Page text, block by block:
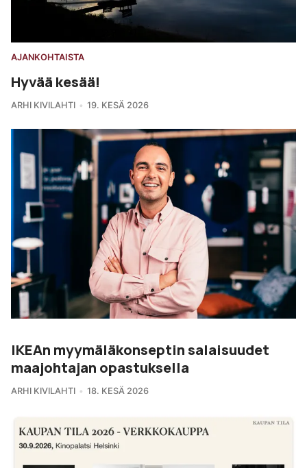
AJANKOHTAISTA
Hyvää kesää!
ARHI KIVILAHTI 19. KESÄ 2026
IKEAn myymäläkonseptin salaisuudet
maajohtajan opastuksella
ARHI KIVILAHTI 18. KESÄ 2026